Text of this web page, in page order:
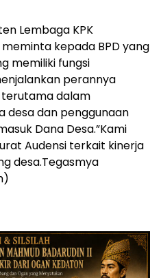
Lembaga KPK
kepada BPD yang
memiliki fungsi
perannya
terutama dalam
desa dan penggunaan
Dana Desa.”Kami
Audensi terkait kinerja
desa.Tegasmya